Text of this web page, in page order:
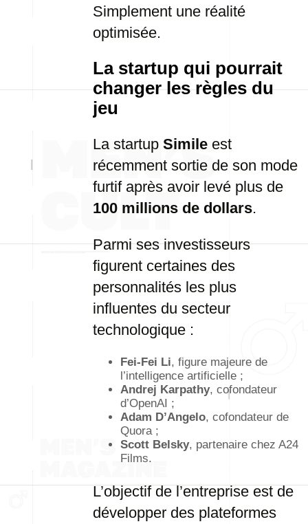
Simplement une réalité
optimisée.
La startup qui pourrait
changer les règles du
jeu
La startup Simile est
récemment sortie de son mode
furtif après avoir levé plus de
100 millions de dollars.
Parmi ses investisseurs
figurent certaines des
personnalités les plus
influentes du secteur
technologique :
Fei-Fei Li, figure majeure de
l’intelligence artificielle ;
Andrej Karpathy, cofondateur
d’OpenAI ;
Adam D’Angelo, cofondateur de
Quora ;
Scott Belsky, partenaire chez A24
Films.
L’objectif de l’entreprise est de
développer des plateformes